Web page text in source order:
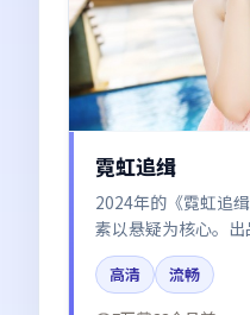
霓虹追缉
2024年的《霓虹追
素以悬疑为核心。
所饰角色推动关键
高清
流畅